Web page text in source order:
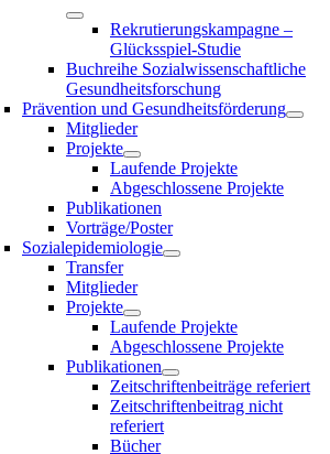
Rekrutierungskampagne –
Glücksspiel-Studie
Buchreihe Sozialwissenschaftliche
Gesundheitsforschung
Prävention und Gesundheitsförderung
Mitglieder
Projekte
Laufende Projekte
Abgeschlossene Projekte
Publikationen
Vorträge/Poster
Sozialepidemiologie
Transfer
Mitglieder
Projekte
Laufende Projekte
Abgeschlossene Projekte
Publikationen
Zeitschriftenbeiträge referiert
Zeitschriftenbeitrag nicht
referiert
Bücher